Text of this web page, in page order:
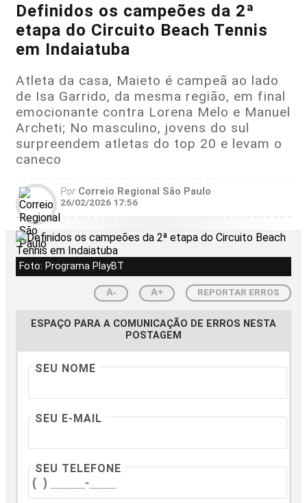
Definidos os campeões da 2ª
etapa do Circuito Beach Tennis
em Indaiatuba
Atleta da casa, Maieto é campeã ao lado
de Isa Garrido, da mesma região, em final
emocionante contra Lorena Melo e Manuel
Archeti; No masculino, jovens do sul
surpreendem atletas do top 20 e levam o
caneco
Por Correio Regional São Paulo
26/02/2026 17:56
Foto: Programa PlayBT
A- A+ REPORTAR ERROS
ESPAÇO PARA A COMUNICAÇÃO DE ERROS NESTA
POSTAGEM
SEU NOME
SEU E-MAIL
SEU TELEFONE